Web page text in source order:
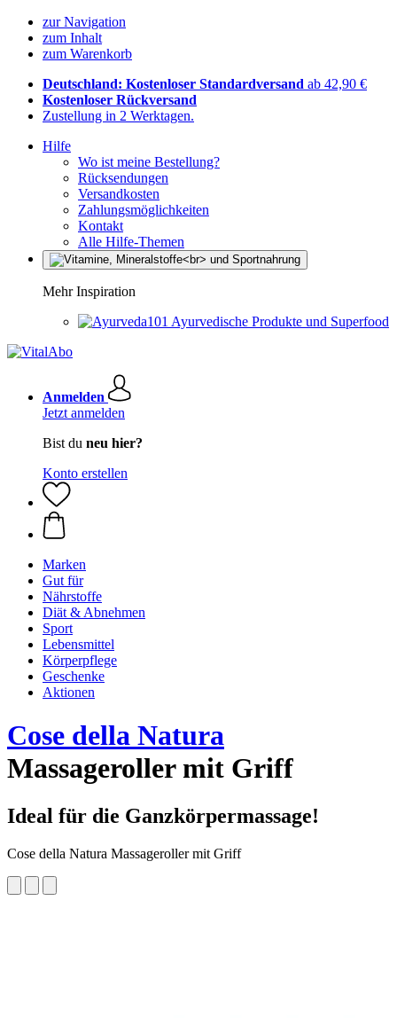
zur Navigation
zum Inhalt
zum Warenkorb
Deutschland: Kostenloser Standardversand ab 42,90 €
Kostenloser Rückversand
Zustellung in 2 Werktagen.
Hilfe
Wo ist meine Bestellung?
Rücksendungen
Versandkosten
Zahlungsmöglichkeiten
Kontakt
Alle Hilfe-Themen
Mehr Inspiration
Ayurvedische Produkte und Superfood
Anmelden
Jetzt anmelden
Bist du neu hier?
Konto erstellen
Marken
Gut für
Nährstoffe
Diät & Abnehmen
Sport
Lebensmittel
Körperpflege
Geschenke
Aktionen
Cose della Natura
Massageroller mit Griff
Ideal für die Ganzkörpermassage!
Cose della Natura Massageroller mit Griff